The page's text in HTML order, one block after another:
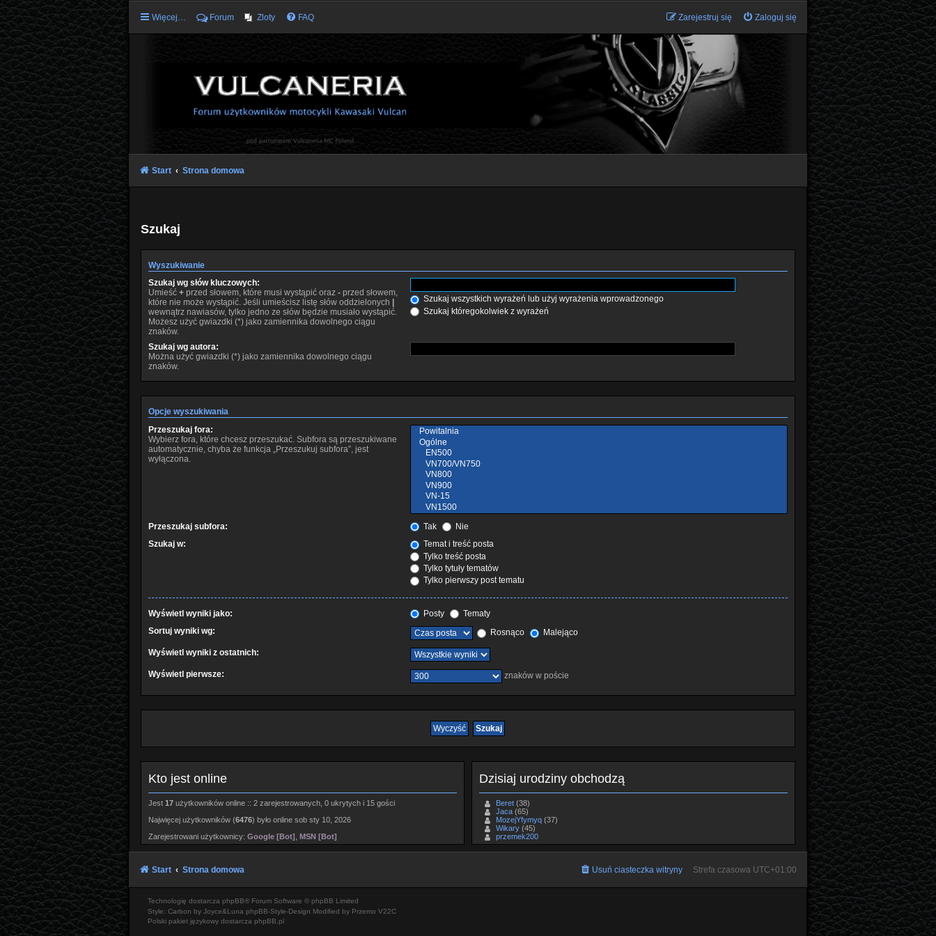
Więcej… Forum Zloty FAQ Zaloguj się
Zarejestruj się
Start Strona domowa
Szukaj
Wyszukiwanie
Szukaj wg słów kluczowych:
Umieść +przed słowem, które musi wystąpić oraz -przed słowem,
które nie może wystąpić. Jeśli umieścisz listę słów oddzielonych
wewnątrz nawiasów, tylko jedno ze słów będzie musiało wystąpić.
Możesz użyć gwiazdki (*) jako zamiennika dowolnego ciągu
znaków.
Szukaj wszystkich wyrażeń lub użyj wyrażenia wprowadzonego
Szukaj któregokolwiek z wyrażeń
Szukaj wg autora:
Można użyć gwiazdki (*) jako zamiennika dowolnego ciągu
znaków.
Opcje wyszukiwania
Przeszukaj fora:
Wybierz fora, które chcesz przeszukać. Subfora są przeszukiwane
automatycznie, chyba że funkcja „Przeszukuj subfora”, jest
wyłączona.
Przeszukaj subfora: Tak
Nie
Szukaj w:
Temat i treść posta
Tylko treść posta
Tylko tytuły tematów
Tylko pierwszy post tematu
Wyświetl wyniki jako: Posty
Tematy
Sortuj wyniki wg:
Rosnąco Malejąco
Wyświetl wyniki z ostatnich:
Wyświetl pierwsze: znaków w poście
Kto jest online
Jest 17użytkowników online :: 2 zarejestrowanych, 0 ukrytych i 15 gości
Najwięcej użytkowników (6476) było online sob sty 10, 2026
Zarejestrowani użytkownicy: Google [Bot] MSN [Bot]
Dzisiaj urodziny obchodzą
Beret(38)
Jaca(65)
MozejYfymyq(37)
Wikary(45)
przemek200
Start Strona domowa Strefa czasowa UTC+01:00
Usuń ciasteczka witryny
Technologię dostarcza phpBB® Forum Software © phpBB Limited
Style: Carbon by Joyce&Luna phpBB-Style-Design Modified by Przemo V22C
Polski pakiet językowy dostarcza phpBB.pl